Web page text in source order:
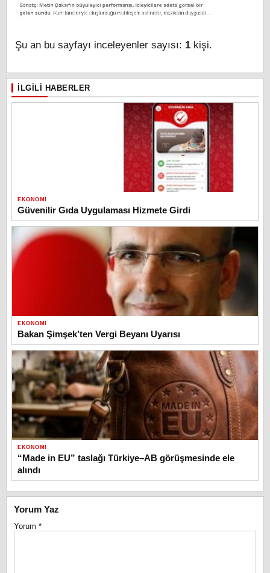
Şu an bu sayfayı inceleyenler sayısı: 1 kişi.
İLGILI HABERLER
EKONOMI
Güvenilir Gıda Uygulaması Hizmete Girdi
EKONOMI
Bakan Şimşek’ten Vergi Beyanı Uyarısı
EKONOMI
“Made in EU” taslağı Türkiye–AB görüşmesinde ele
alındı
Yorum Yaz
Yorum *